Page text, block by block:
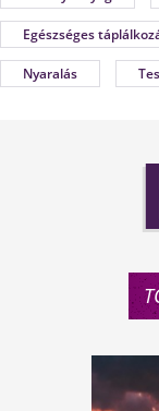
Egészséges
Nyaralás